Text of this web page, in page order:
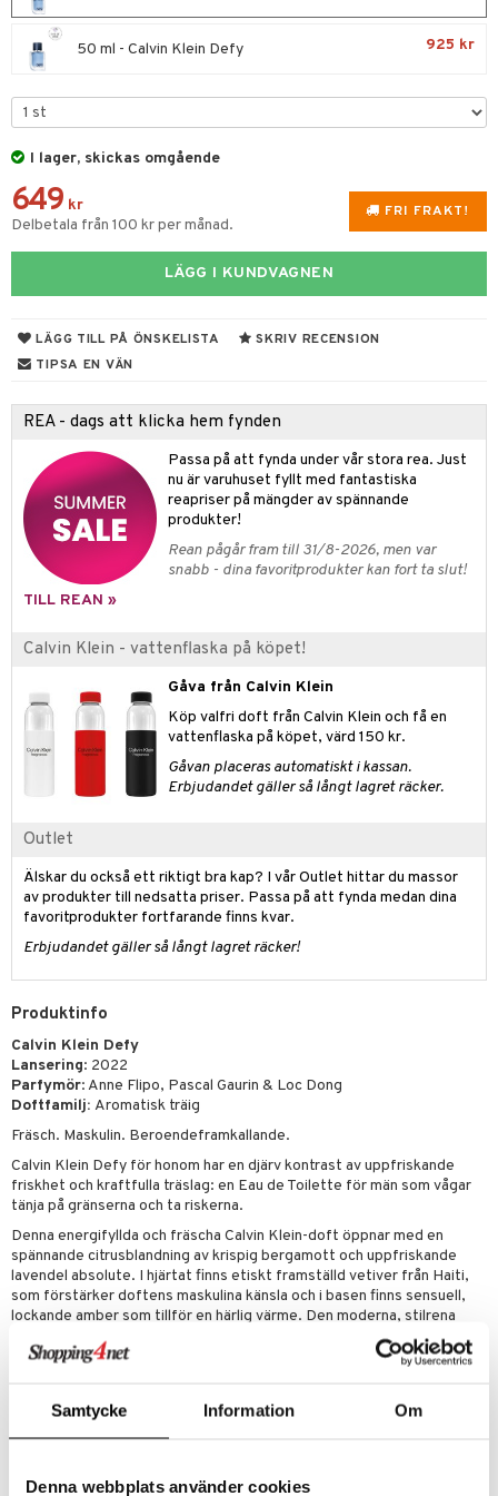
Samtycke Information Om
Denna webbplats använder cookies
50 ml - Calvin Klein Defy 925 kr
I lager, skickas omgående
FRI FRAKT!
649 kr
Delbetala från 100 kr per månad.
LÄGG I KUNDVAGNEN
LÄGG TILL PÅ ÖNSKELISTA
SKRIV RECENSION
TIPSA EN VÄN
REA - dags att klicka hem fynden
Passa på att fynda under vår stora rea. Just
nu är varuhuset fyllt med fantastiska
reapriser på mängder av spännande
produkter!
Rean pågår fram till 31/8-2026, men var
snabb - dina favoritprodukter kan fort ta slut!
TILL REAN »
Calvin Klein - vattenflaska på köpet!
Gåva från Calvin Klein
Köp valfri doft från Calvin Klein och få en
vattenflaska på köpet, värd 150 kr.
Gåvan placeras automatiskt i kassan.
Erbjudandet gäller så långt lagret räcker.
Outlet
Älskar du också ett riktigt bra kap? I vår Outlet hittar du massor
av produkter till nedsatta priser. Passa på att fynda medan dina
favoritprodukter fortfarande finns kvar.
Erbjudandet gäller så långt lagret räcker!
Produktinfo
Calvin Klein Defy
Lansering: 2022
Parfymör: Anne Flipo, Pascal Gaurin & Loc Dong
Doftfamilj: Aromatisk träig
Fräsch. Maskulin. Beroendeframkallande.
Calvin Klein Defy för honom har en djärv kontrast av uppfriskande
friskhet och kraftfulla träslag: en Eau de Toilette för män som vågar
tänja på gränserna och ta riskerna.
Denna energifyllda och fräscha Calvin Klein-doft öppnar med en
spännande citrusblandning av krispig bergamott och uppfriskande
lavendel absolute. I hjärtat finns etiskt framställd vetiver från Haiti,
som förstärker doftens maskulina känsla och i basen finns sensuell,
lockande amber som tillför en härlig värme. Den moderna, stilrena
flaskan speglar Calvin Kleins ikoniska kännetecken - jeansblått och
minimalism med en sensuell touch.
Toppnot:bergamot, lavendel
Hjärtnot:vetiver
Finalist i kategorin ”Årets herrdoft” i Swedish Beauty Awards
& Gelé
1: Rengöring
2: Exfoliering
3: Fukt
och masker
och kroppsvård
up penslar
Elixir
Happy For Men
och rengöring
svar